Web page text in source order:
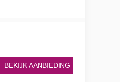
BEKIJK AANBIEDING